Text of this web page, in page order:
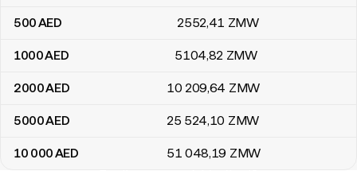
500AED 2552,41 ZMW
1000AED 5104,82 ZMW
2000AED 10 209,64 ZMW
5000AED 25 524,10 ZMW
10 000AED 51 048,19 ZMW